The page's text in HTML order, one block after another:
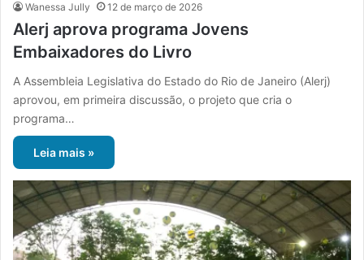
Wanessa Jully 12 de março de 2026
Alerj aprova programa Jovens
Embaixadores do Livro
A Assembleia Legislativa do Estado do Rio de Janeiro (Alerj)
aprovou, em primeira discussão, o projeto que cria o
programa…
Leia mais »